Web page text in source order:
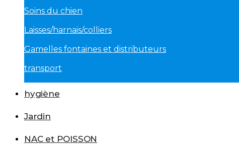
Soins du chien
Laisses/harnais/colliers
Gamelles fontaines et distributeurs
transport
hygiène
Jardin
NAC et POISSON